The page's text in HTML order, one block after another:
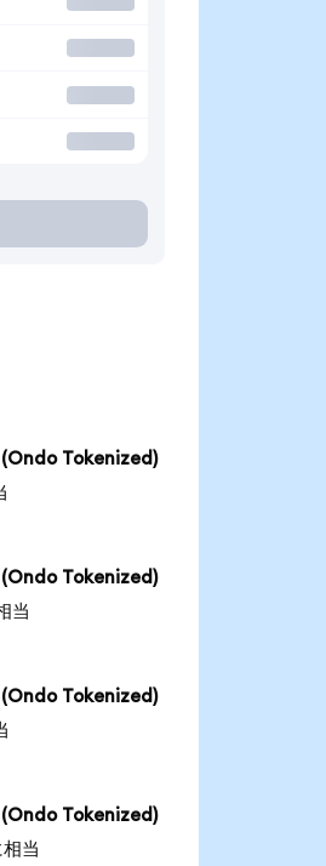
Tokenized)
Tokenized)
当
Tokenized)
Tokenized)
当